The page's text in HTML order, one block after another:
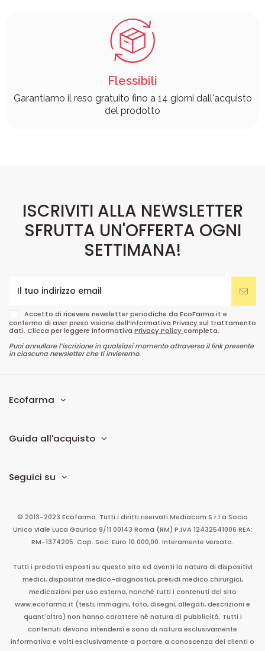
Flessibili
Garantiamo il reso gratuito fino a 14 giorni dall'acquisto
del prodotto
ISCRIVITI ALLA NEWSLETTER
SFRUTTA UN'OFFERTA OGNI
SETTIMANA!
Accetto di ricevere newsletter periodiche da EcoFarma.it e
confermo di aver preso visione dell’informativa Privacy sul trattamento
dati. Clicca per leggere informativa Privacy Policycompleta.
Puoi annullare l’iscrizione in qualsiasi momento attraverso il link presente
in ciascuna newsletter che ti invieremo.
Ecofarma
Guida all'acquisto
Seguici su
© 2013-2023 Ecofarma. Tutti i diritti riservati.Mediacom S.r.l a Socio
Unico viale Luca Gaurico 9/11 00143 Roma (RM) P.IVA 12432541006 REA:
RM-1374205. Cap. Soc. Euro 10.000,00. Interamente versato.
Tutti i prodotti esposti su questo sito ed aventi la natura di dispositivi
medici, dispositivi medico-diagnostici, presidi medico chirurgici,
medicazioni per uso esterno, nonché tutti i contenuti del sito
www.ecofarma.it (testi, immagini, foto, disegni, allegati, descrizioni e
quant'altro) non hanno carattere né natura di pubblicità. Tutti i
contenuti devono intendersi e sono di natura esclusivamente
informativa e volti esclusivamente a portare a conoscenza dei clienti o